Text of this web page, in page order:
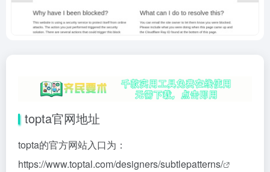
topta官网地址
topta的官方网站入口为：
https://www.toptal.com/designers/subtlepatterns/